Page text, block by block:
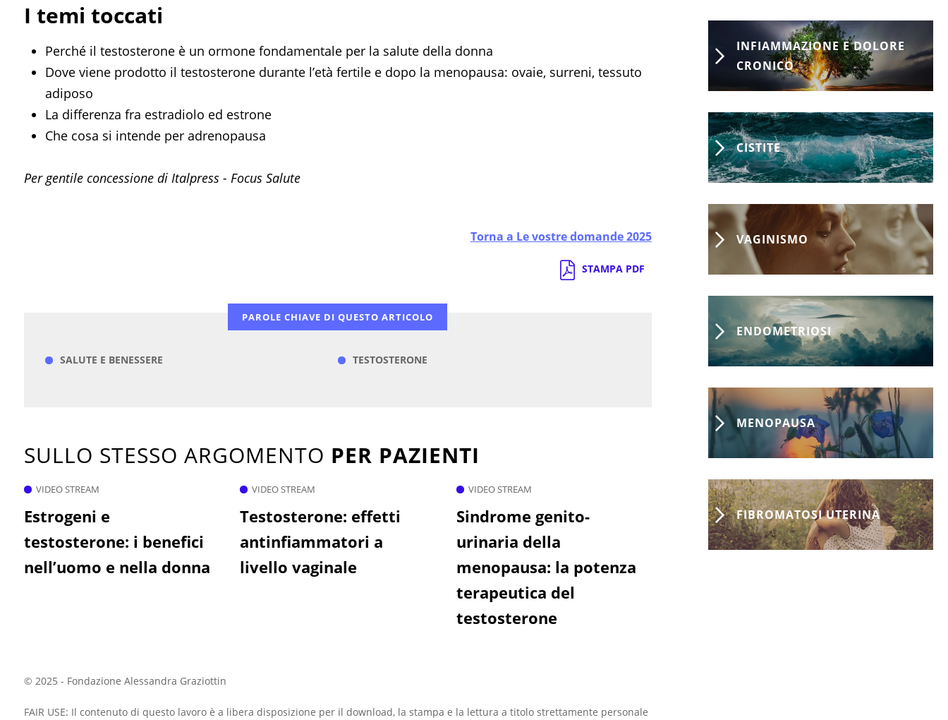
I temi toccati
Perché il testosterone è un ormone fondamentale per la salute della donna
Dove viene prodotto il testosterone durante l’età fertile e dopo la menopausa: ovaie, surreni, tessuto
adiposo
La differenza fra estradiolo ed estrone
Che cosa si intende per adrenopausa
Per gentile concessione di Italpress - Focus Salute
Torna a Le vostre domande 2025
STAMPA PDF
PAROLE CHIAVE DI QUESTO ARTICOLO
SALUTE E BENESSERE TESTOSTERONE
SULLO STESSO ARGOMENTO PER PAZIENTI
VIDEO STREAM
Estrogeni e
testosterone: i benefici
nell’uomo e nella donna
VIDEO STREAM
Testosterone: effetti
antinfiammatori a
livello vaginale
VIDEO STREAM
Sindrome genito-
urinaria della
menopausa: la potenza
terapeutica del
testosterone
© 2025 - Fondazione Alessandra Graziottin
FAIR USE: Il contenuto di questo lavoro è a libera disposizione per il download, la stampa e la lettura a titolo strettamente personale
INFIAMMAZIONE E DOLORE
CRONICO
CISTITE
VAGINISMO
ENDOMETRIOSI
MENOPAUSA
FIBROMATOSI UTERINA